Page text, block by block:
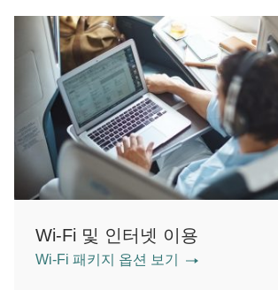
Wi-Fi 및 인터넷 이용
Wi-Fi 패키지 옵션 보기